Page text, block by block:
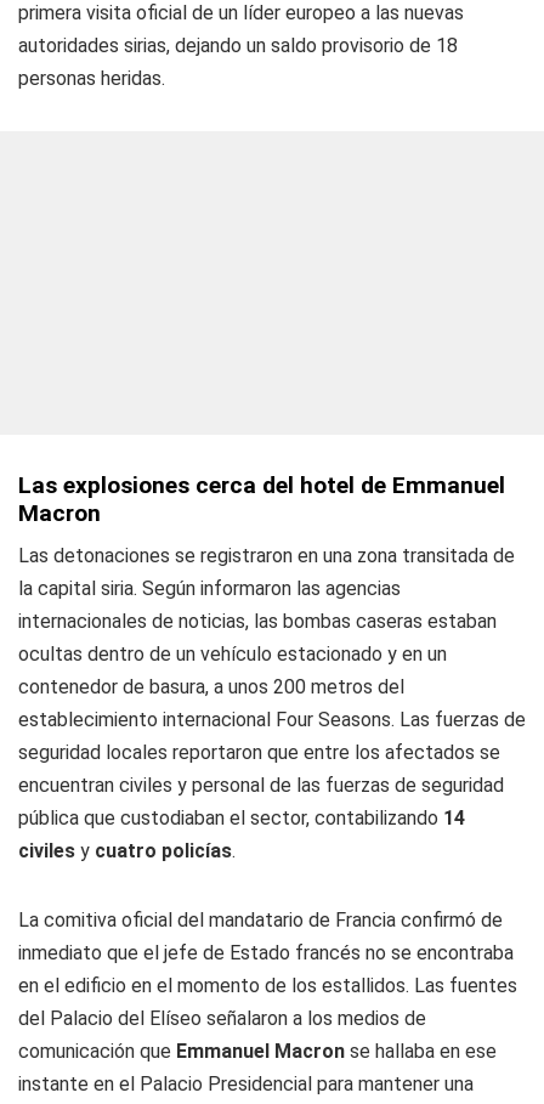
primera visita oficial de un líder europeo a las nuevas
autoridades sirias, dejando un saldo provisorio de 18
personas heridas.
Las explosiones cerca del hotel de Emmanuel
Macron
Las detonaciones se registraron en una zona transitada de
la capital siria. Según informaron las agencias
internacionales de noticias, las bombas caseras estaban
ocultas dentro de un vehículo estacionado y en un
contenedor de basura, a unos 200 metros del
establecimiento internacional Four Seasons. Las fuerzas de
seguridad locales reportaron que entre los afectados se
encuentran civiles y personal de las fuerzas de seguridad
pública que custodiaban el sector, contabilizando 14
civiles y cuatro policías.
La comitiva oficial del mandatario de Francia confirmó de
inmediato que el jefe de Estado francés no se encontraba
en el edificio en el momento de los estallidos. Las fuentes
del Palacio del Elíseo señalaron a los medios de
comunicación que Emmanuel Macron se hallaba en ese
instante en el Palacio Presidencial para mantener una